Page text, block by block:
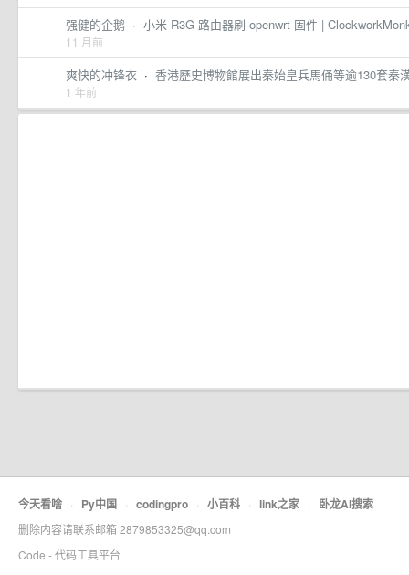
强健的企鹅 · 小米 R3G 路由器刷 openwrt 固件 |
11 月前
爽快的冲锋衣 · 香港歷史博物館展出秦始皇兵馬俑等逾130套秦
1 年前
今天看啥 · Py中国 · codingpro · 小百科 · link之家 · 卧龙AI搜索
删除内容请联系邮箱 2879853325@qq.com
Code - 代码工具平台